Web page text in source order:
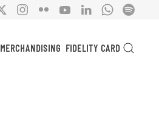
MERCHANDISING FIDELITY CARD